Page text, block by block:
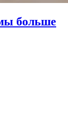
больше